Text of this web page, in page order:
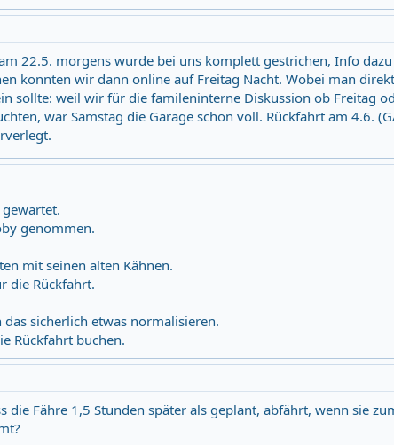
22.5. morgens wurde bei uns komplett gestrichen, Info
konnten wir dann online auf Freitag Nacht. Wobei man
sollte: weil wir für die famileninterne Diskussion ob Freitag
war Samstag die Garage schon voll. Rückfahrt am 4.6.
genommen.
mit seinen alten Kähnen.
die Rückfahrt.
sicherlich etwas normalisieren.
Rückfahrt buchen.
die Fähre 1,5 Stunden später als geplant, abfährt, wenn sie